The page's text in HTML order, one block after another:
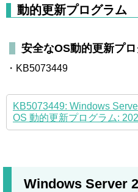
動的更新プログラム
安全なOS動的更新プ
・KB5073449
KB5073449: Windows
OS 動的更新プログラム:
Windows Server